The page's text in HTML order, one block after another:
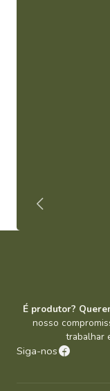
É produtor?
nosso
trabalhar
Siga-nos